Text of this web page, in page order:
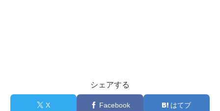
シェアする
X Facebook はてブ